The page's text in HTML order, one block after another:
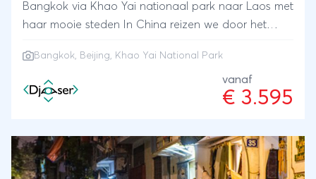
Bangkok via Khao Yai nationaal park naar Laos met
haar mooie steden In China reizen we door het
Bangkok, Beijing, Khao Yai National Park
vanaf
€ 3.595